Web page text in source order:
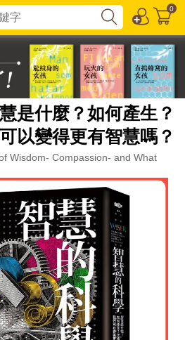
0
是什麼？如何產生？
以變得更有智慧嗎？
Wisdom- Compassion- and What